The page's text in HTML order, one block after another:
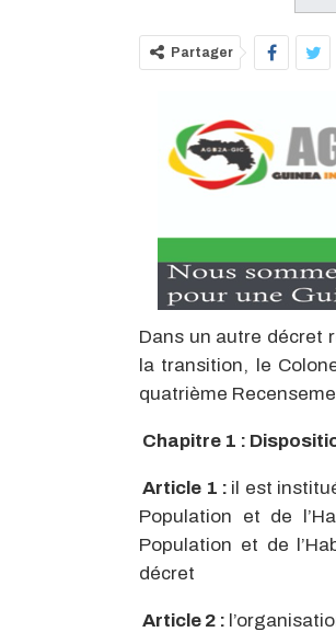
Partager
Dans un autre décret
la transition, le
quatrième
Chapitre 1 :
Article 1 : il est
Population et de
Population et de
décret
Article 2 :